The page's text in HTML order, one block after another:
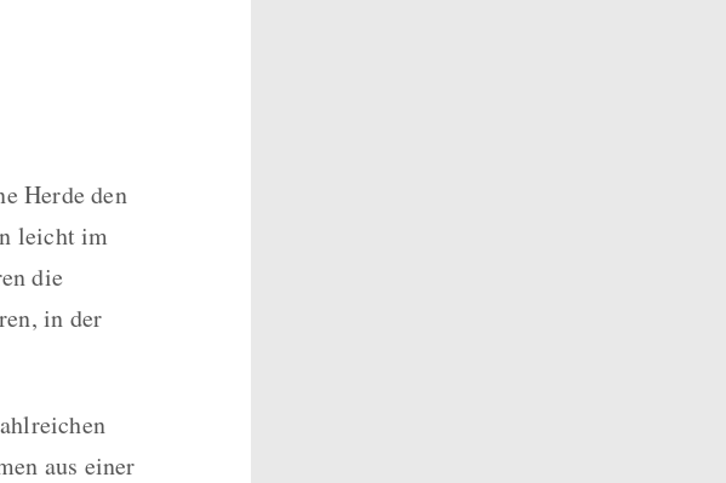
Herde den
leicht im
die
in der
aus einer